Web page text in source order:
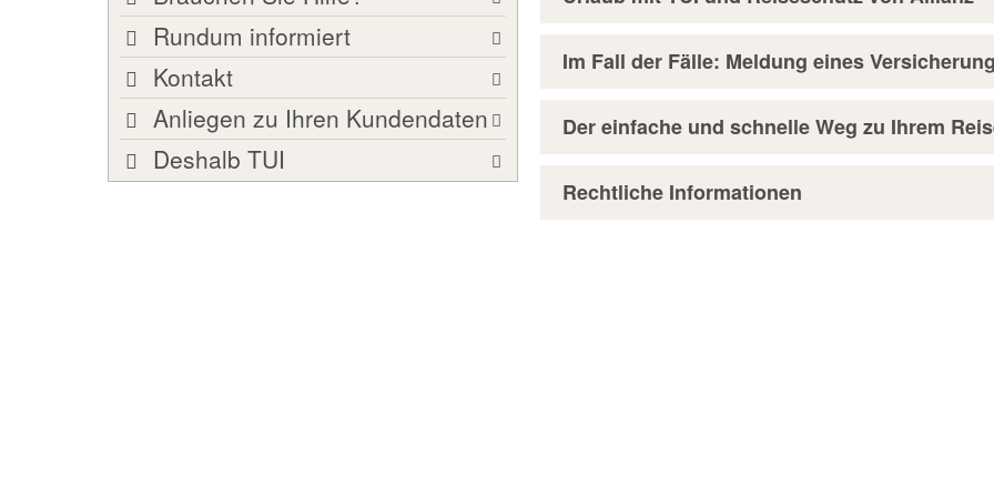
Rundum informiert
Kontakt
Anliegen zu Ihren Kundendaten
Deshalb TUI
Im Fall der Fälle: Meldung eines
Der einfache und schnelle Weg zu Ihrem
Rechtliche Informationen